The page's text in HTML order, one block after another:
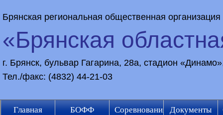
Брянская региональная общественная организация
«Брянская
г. Брянск, бульвар Гагарина, 28а, стадион
Тел./факс: (4832) 44-21-03
Главная БОФФ Соревнования Документы